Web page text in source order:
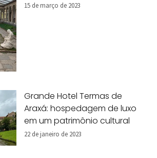
15 de março de 2023
Grande Hotel Termas de
Araxá: hospedagem de luxo
em um patrimônio cultural
22 de janeiro de 2023